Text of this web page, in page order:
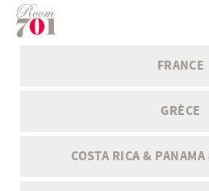
FRANCE
GRÈCE
COSTA RICA &